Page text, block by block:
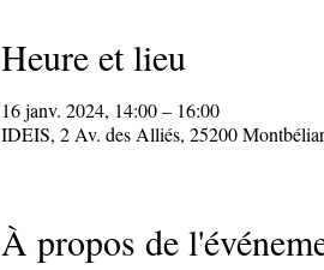
Heure et lieu
16 janv. 2024, 14:00 – 16:00
IDEIS, 2 Av. des Alliés, 25200
À propos de